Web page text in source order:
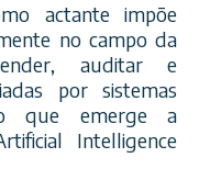
actante impõe
no campo da
auditar e
por sistemas
que emerge a
Intelligence